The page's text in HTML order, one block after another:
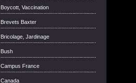
Boycott, Vaccination
Brevets Baxter
Bricolage, Jardinage
Bush
Campus France
Canada